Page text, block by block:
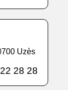
Uzès
28 28